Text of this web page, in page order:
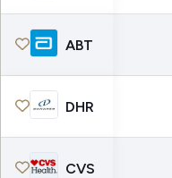
ABT
DHR
CVS